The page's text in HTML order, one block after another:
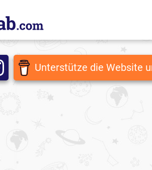
Unterstütze die Website